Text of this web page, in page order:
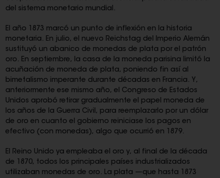
del sistema monetario mundial.
El año 1873 marcó un punto de inflexión en la historia
monetaria. En julio, el nuevo Reichstag del Imperio Alemán
sustituyó un abanico de monedas de plata por el patrón
oro. En septiembre, la casa de la moneda parisina limitó la
acuñación de moneda de plata, poniendo fin así al
bimetalismo imperante durante décadas en Francia. Y,
anteriormente ese mismo año, el Congreso de Estados
Unidos aprobó retirar gradualmente el papel moneda de
los años de la Guerra Civil, para reemplazarlo por un dólar
de oro en cuanto el gobierno reiniciase los pagos en
efectivo (con monedas), algo que ocurrió en 1879.
El Reino Unido ya empleaba el oro y, al final de la década
de 1870, todos los principales países industrializados
utilizaban monedas de oro. La plata —que hasta 1873